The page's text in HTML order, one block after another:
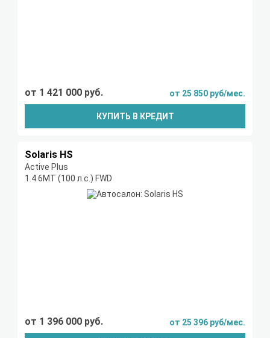
от 1 421 000 руб. от 25 850 руб/мес.
КУПИТЬ В КРЕДИТ
Solaris HS
Active Plus
1.4 6MT (100 л.с.) FWD
от 1 396 000 руб. от 25 396 руб/мес.